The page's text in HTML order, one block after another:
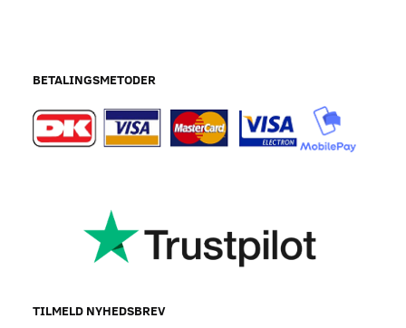
BETALINGSMETODER
TILMELD NYHEDSBREV